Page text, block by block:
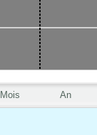
Mois An